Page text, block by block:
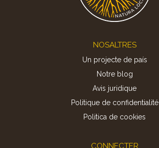
NOSALTRES
Un projecte de país
Notre blog
Avis juridique
Politique de confidentialité
Politica de cookies
CONNECTER